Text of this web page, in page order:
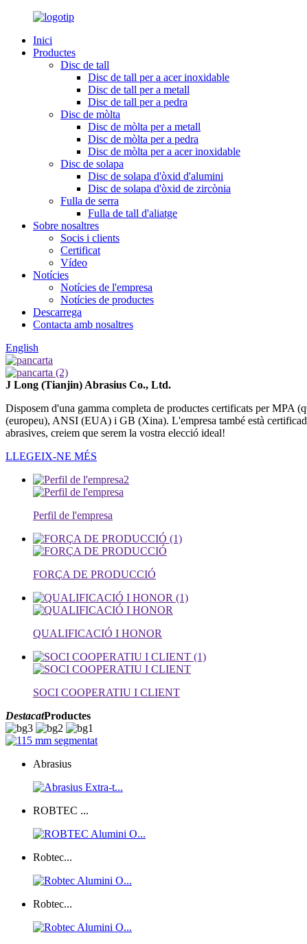
Inici
Productes
Disc de tall
Disc de tall per a acer inoxidable
Disc de tall per a metall
Disc de tall per a pedra
Disc de mòlta
Disc de mòlta per a metall
Disc de mòlta per a pedra
Disc de mòlta per a acer inoxidable
Disc de solapa
Disc de solapa d'òxid d'alumini
Disc de solapa d'òxid de zircònia
Fulla de serra
Fulla de tall d'aliatge
Sobre nosaltres
Socis i clients
Certificat
Vídeo
Notícies
Notícies de l'empresa
Notícies de productes
Descarrega
Contacta amb nosaltres
English
J Long (Tianjin) Abrasius Co., Ltd.
Disposem d'una gamma completa de productes certificats per MPA
(europeu), ANSI (EUA) i GB (Xina). L'empresa també està
abrasives, creiem que serem la vostra elecció ideal!
LLEGEIX-NE MÉS
Perfil de l'empresa
FORÇA DE PRODUCCIÓ
QUALIFICACIÓ I HONOR
SOCI COOPERATIU I CLIENT
DestacatProductes
Abrasius
ROBTEC ...
Robtec...
Robtec...